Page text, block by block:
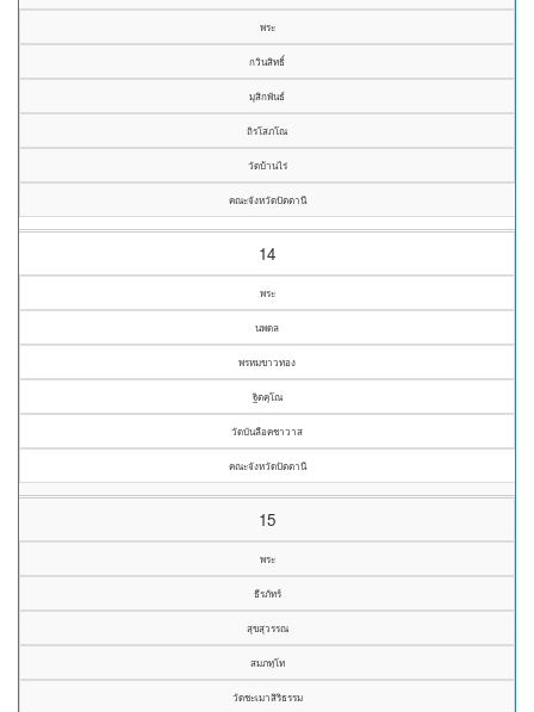
พระ
กวินสิทธิ์
มุสิกพันธ์
ถิรโสภโณ
วัดบ้านไร่
คณะจังหวัดปัตตานี
14
พระ
นพดล
พรหมขาวทอง
ฐิตคุโณ
วัดบันลือคชาวาส
คณะจังหวัดปัตตานี
15
พระ
ธีรภัทร์
สุขสุวรรณ
สมภทฺโท
วัดชะเมาสิริธรรม